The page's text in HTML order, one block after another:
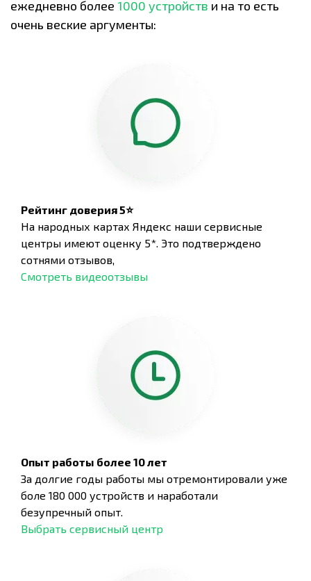
ежедневно более 1000 устройств и на то есть
очень веские аргументы:
Рейтинг доверия 5⭐
На народных картах Яндекс наши сервисные
центры имеют оценку 5*. Это подтверждено
сотнями отзывов,
Смотреть видеоотзывы
Опыт работы более 10 лет
За долгие годы работы мы отремонтировали уже
боле 180 000 устройств и наработали
безупречный опыт.
Выбрать сервисный центр